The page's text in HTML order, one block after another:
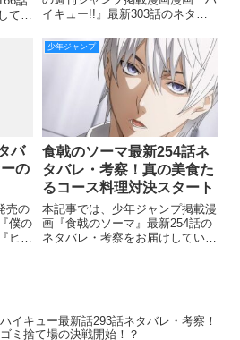
てい
んの
あ
で
イキュー!!』最新303話のネタバ
前回の302話では、日向と影山の
活躍で、一進一退の攻防戦を繰り
広げる烏野VS音駒！！ 勝敗はと
うとうデュース
バ
の
売の
僕の
ヒロ
る話
少年ジャンプ
食戟のソーマ最新254話ネ
タバレ・考察！真の美食た
るコース料理対決スタート
本記事では、少年ジャンプ掲載漫
画『食戟のソーマ』最新254話の
ネタバレ・考察をお届けしていき
ハイキュー最新話293話ネタバレ・考察！
ゴミ捨て場の決戦開始！？